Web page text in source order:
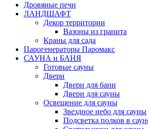
Дровяные печи
ЛАНДШАФТ
Декор территории
Вазоны из гранита
Краны для сада
Парогенераторы Паромакс
САУНА и БАНЯ
Готовые сауны
Двери
Двери для бани
Двери для сауны
Освещение для сауны
Звездное небо для сауны
Подсветка полков в